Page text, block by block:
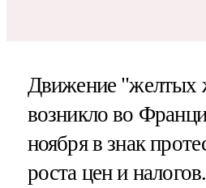
Движение "желтых
возникло во
ноября в знак
роста цен и